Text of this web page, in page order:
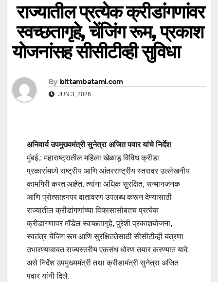
राज्यातील प्रत्येक क्रीडांगणांवर
स्वच्छतागृहे, चेंजिंग रूम, प्रकाश
योजनांसह सीसीटीव्ही सुविधा
By bittambatami.com
JUN 3, 2026
अनिवार्य उपमुख्यमंत्री सुनेत्रा अजित पवार यांचे निर्देश
मुंबई,: महाराष्ट्रातील महिला खेळाडू विविध क्रीडा
प्रकारांमध्ये राष्ट्रीय आणि आंतरराष्ट्रीय स्तरावर उल्लेखनीय
कामगिरी करत आहेत. त्यांना अधिक सुरक्षित, सन्मानजनक
आणि प्रोत्साहनपर वातावरण उपलब्ध करून देण्यासाठी
राज्यातील क्रीडांगणांच्या विकासासोबतच प्रत्येक
क्रीडांगणावर मॉडेल स्वच्छतागृहे, पुरेशी प्रकाशयोजना,
स्वतंत्र चेंजिंग रूम आणि सुरक्षिततेसाठी सीसीटीव्ही यंत्रणा
उभारण्याबाबत राज्यस्तरीय एकसंध धोरण तयार करण्यात यावे,
असे निर्देश उपमुख्यमंत्री तथा क्रीडामंत्री सुनेत्रा अजित
पवार यांनी दिले.